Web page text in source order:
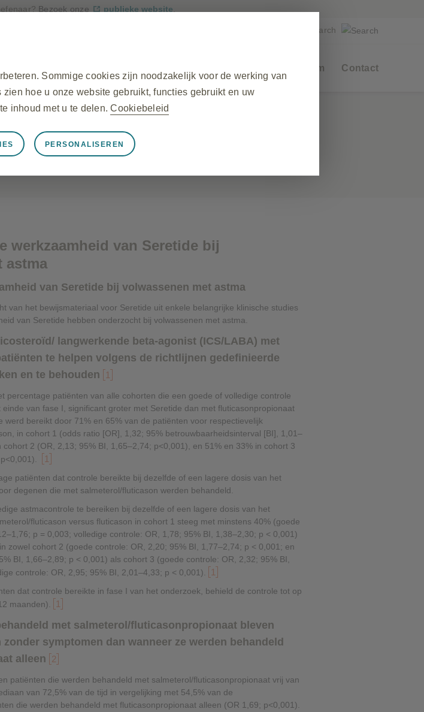
Bezoek onze publieke website
Materialen Centrum Contact
bijsluiter
werkzaamheid van Seretide bij
astma
van Seretide bij volwassenen met astma
van het bewijsmateriaal voor Seretide uit enkele belangrijke klinische studies
van Seretide hebben onderzocht bij volwassenen met astma.
langwerkende beta-agonist (ICS/LABA) met
te helpen volgens de richtlijnen gedefinieerde
en te behouden
1
percentage patiënten van alle cohorten die een goede of volledige controle
van fase I, significant groter met Seretide dan met fluticasonpropionaat
werd bereikt door 71% en 65% van de patiënten voor respectievelijk
in cohort 1 (odds ratio [OR], 1,32; 95% betrouwbaarheidsinterval [BI], 1,01–
cohort 2 (OR, 2,13; 95% BI, 1,65–2,74; p<0,001), en 51% en 33% in cohort 3
1
patiënten dat controle bereikte bij dezelfde of een lagere dosis van het
degenen die met salmeterol/fluticason werden behandeld.
astmacontrole te bereiken bij dezelfde of een lagere dosis van het
fluticason versus fluticason in cohort 1 steeg met minstens 40% (goede
p = 0,003; volledige controle: OR, 1,78; 95% BI, 1,38–2,30; p < 0,001)
zowel cohort 2 (goede controle: OR, 2,20; 95% BI, 1,77–2,74; p < 0,001; en
BI, 1,66–2,89; p < 0,001) als cohort 3 (goede controle: OR, 2,32; 95% BI,
controle: OR, 2,95; 95% BI, 2,01–4,33; p < 0,001).
1
dat controle bereikte in fase I van het onderzoek, behield de controle tot op
maanden).
1
met salmeterol/fluticasonpropionaat bleven
symptomen dan wanneer ze werden behandeld
alleen
2
patiënten die werden behandeld met salmeterol/fluticasonpropionaat vrij van
van 72,5% van de tijd in vergelijking met 54,5% van de
die werden behandeld met fluticasonpropionaat alleen (OR 1,69; p<0,001).
Sommige cookies zijn noodzakelijk voor de werking van
hoe u onze website gebruikt, functies gebruikt en uw
inhoud met u te delen.Cookiebeleid
van sessiegegevens tijdens uw bezoek, het beheren van
van de website. Daarnaast worden sommige cookies geplaatst
identificeerbare informatie op.
PERSONALISEREN